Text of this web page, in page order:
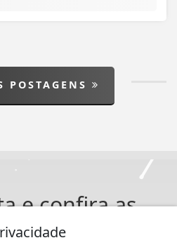
POSTAGENS
e confira as
Portal